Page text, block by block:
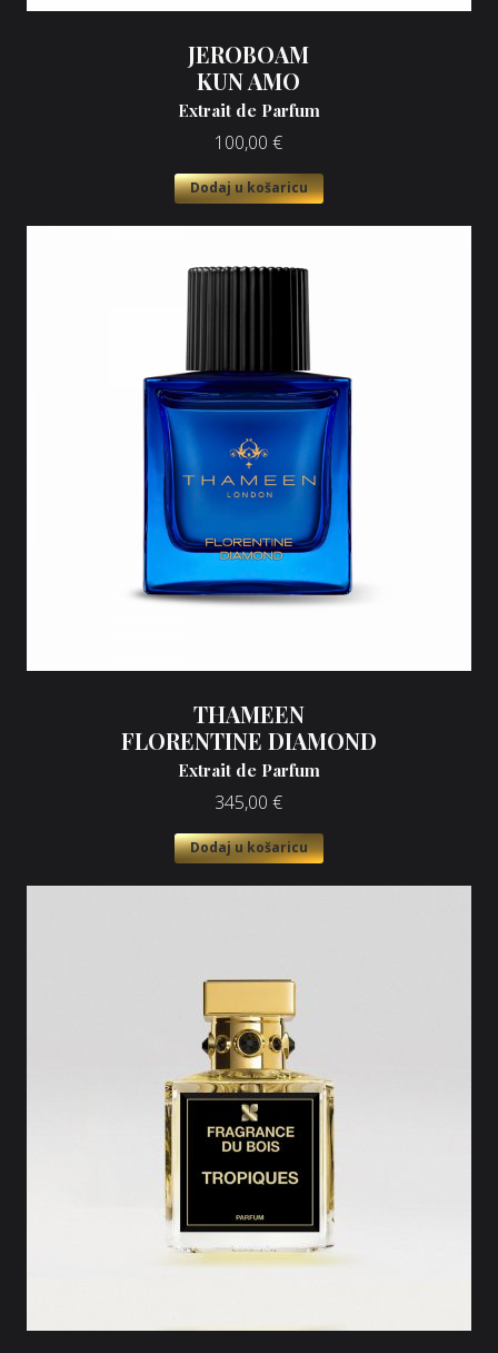
JEROBOAM
KUN AMO
Extrait de Parfum
100,00 €
Dodaj u košaricu
THAMEEN
FLORENTINE DIAMOND
Extrait de Parfum
345,00 €
Dodaj u košaricu